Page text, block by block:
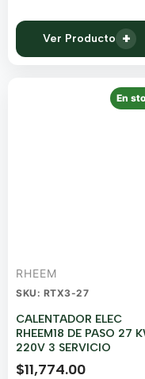
Ver Producto +
En
RHEEM
SKU: RTX3-27
CALENTADOR ELEC
RHEEM18 DE PASO 27
220V 3 SERVICIO
$11,774.00